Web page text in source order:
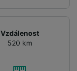
Vzdálenost
520 km